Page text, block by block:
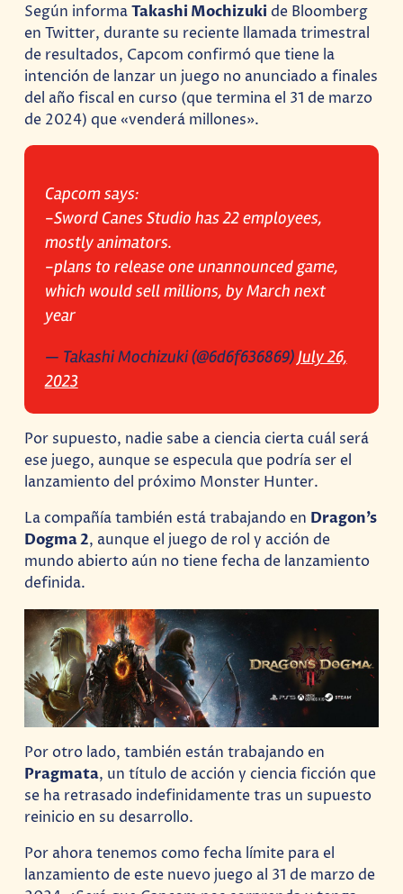
Según informaTakashi Mochizuki de Bloomberg
en Twitter, durante su reciente llamada trimestral
de resultados, Capcom confirmó que tiene la
intención de lanzar un juego no anunciado a finales
del año fiscal en curso (que termina el 31 de marzo
de 2024) que «venderá millones».
Capcom says:
-Sword Canes Studio has 22 employees,
mostly animators.
-plans to release one unannounced game,
which would sell millions, by March next
year
— Takashi Mochizuki (@6d6f636869)July 26,
2023
Por supuesto, nadie sabe a ciencia cierta cuál será
ese juego, aunque se especula que podría ser el
lanzamiento del próximo Monster Hunter.
La compañía también está trabajando en Dragon’s
Dogma 2, aunque el juego de rol y acción de
mundo abierto aún no tiene fecha de lanzamiento
definida.
Por otro lado, también están trabajando en
Pragmata, un título de acción y ciencia ficción que
se ha retrasado indefinidamente tras un supuesto
reinicio en su desarrollo.
Por ahora tenemos como fecha límite para el
lanzamiento de este nuevo juego al 31 de marzo de